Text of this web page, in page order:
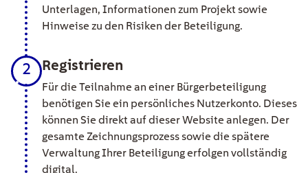
Unterlagen, Informationen zum Projekt sowie
Hinweise zu den Risiken der Beteiligung.
2 Registrieren
Für die Teilnahme an einer Bürgerbeteiligung
benötigen Sie ein persönliches Nutzerkonto. Dieses
können Sie direkt auf dieser Website anlegen. Der
gesamte Zeichnungsprozess sowie die spätere
Verwaltung Ihrer Beteiligung erfolgen vollständig
digital.